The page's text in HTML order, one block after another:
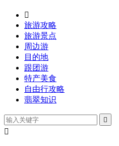

旅游攻略
旅游景点
周边游
目的地
跟团游
特产美食
自由行攻略
翡翠知识

